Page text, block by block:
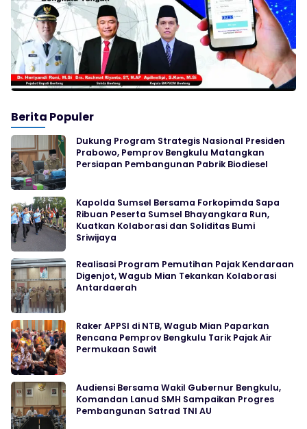
Berita Populer
Dukung Program Strategis Nasional Presiden
Prabowo, Pemprov Bengkulu Matangkan
Persiapan Pembangunan Pabrik Biodiesel
Kapolda Sumsel Bersama Forkopimda Sapa
Ribuan Peserta Sumsel Bhayangkara Run,
Kuatkan Kolaborasi dan Soliditas Bumi
Sriwijaya
Realisasi Program Pemutihan Pajak Kendaraan
Digenjot, Wagub Mian Tekankan Kolaborasi
Antardaerah
Raker APPSI di NTB, Wagub Mian Paparkan
Rencana Pemprov Bengkulu Tarik Pajak Air
Permukaan Sawit
Audiensi Bersama Wakil Gubernur Bengkulu,
Komandan Lanud SMH Sampaikan Progres
Pembangunan Satrad TNI AU